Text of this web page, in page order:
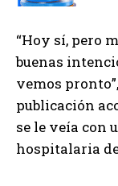
“Hoy sí, pero
buenas
vemos
publicación
se le veía con
hospitalaria